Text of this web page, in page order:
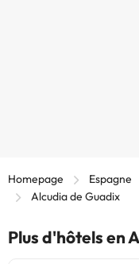
Homepage Espagne
Alcudia de Guadix
Plus d'hôtels en